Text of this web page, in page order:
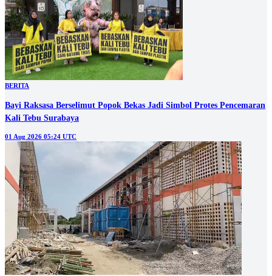
BERITA
Bayi Raksasa Berselimut Popok Bekas Jadi Simbol Protes Pencemaran
Kali Tebu Surabaya
01 Aug 2026 05:24 UTC